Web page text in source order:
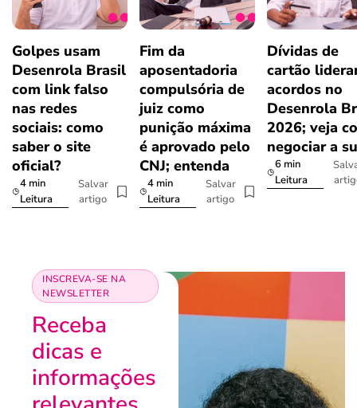
Golpes usam
Desenrola Brasil
com link falso
nas redes
sociais: como
saber o site
oficial?
4 min
Leitura
Salvar
artigo
Fim da
aposentadoria
compulsória de
juiz como
punição máxima
é aprovado pelo
CNJ; entenda
4 min
Leitura
Salvar
artigo
Dívidas de
cartão
acordos no
Desenrola
2026; veja
negociar a
6 min
Leitura
INSCREVA-SE NA
NEWSLETTER
Receba
dicas e
informações